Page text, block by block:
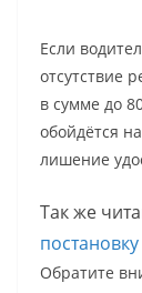
Если
отсутствие
в сумме до
обойдётся
лишение
Так же
Обратите